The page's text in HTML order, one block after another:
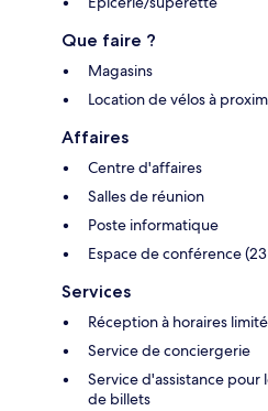
Que faire ?
Magasins
Location de vélos à
Affaires
Centre d'affaires
Salles de réunion
Poste informatique
Espace de conférence
Services
Réception à horaires
Service de conciergerie
Service d'assistance pour
de billets